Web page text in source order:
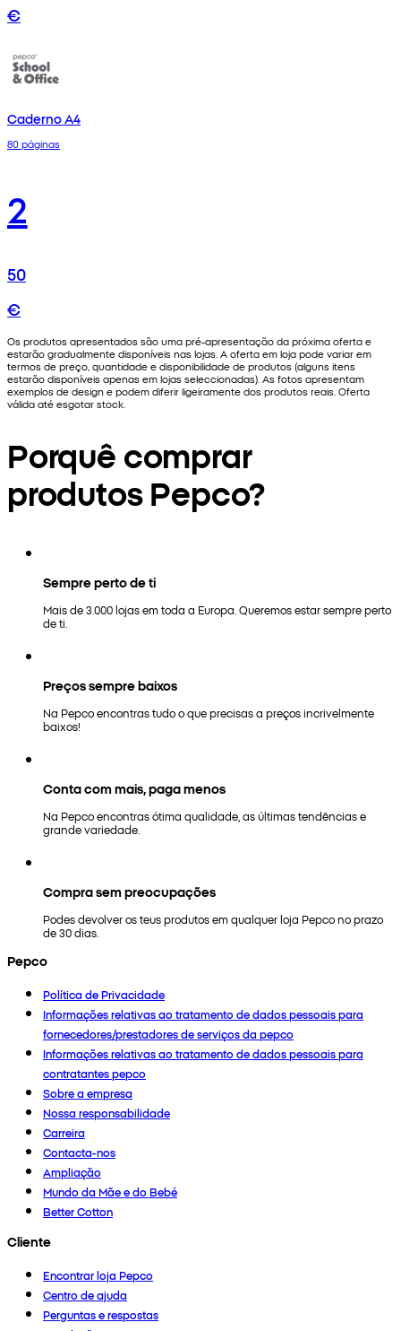
€
Caderno A4
80 páginas
2
50
€
Os produtos apresentados são uma pré-apresentação da próxima oferta e
estarão gradualmente disponíveis nas lojas. A oferta em loja pode variar em
termos de preço, quantidade e disponibilidade de produtos (alguns itens
estarão disponíveis apenas em lojas seleccionadas). As fotos apresentam
exemplos de design e podem diferir ligeiramente dos produtos reais. Oferta
válida até esgotar stock.
Porquê comprar
produtos Pepco?
Sempre perto de ti
Mais de 3.000 lojas em toda a Europa. Queremos estar sempre perto
de ti.
Preços sempre baixos
Na Pepco encontras tudo o que precisas a preços incrivelmente
baixos!
Conta com mais, paga menos
Na Pepco encontras ótima qualidade, as últimas tendências e
grande variedade.
Compra sem preocupações
Podes devolver os teus produtos em qualquer loja Pepco no prazo
de 30 dias.
Pepco
Política de Privacidade
Informações relativas ao tratamento de dados pessoais para
fornecedores/prestadores de serviços da pepco
Informações relativas ao tratamento de dados pessoais para
contratantes pepco
Sobre a empresa
Nossa responsabilidade
Carreira
Contacta-nos
Ampliação
Mundo da Mãe e do Bebé
Better Cotton
Cliente
Encontrar loja Pepco
Centro de ajuda
Perguntas e respostas